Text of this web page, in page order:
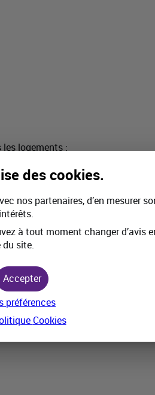
les logements :
porte d’entrée
pour les habitations à
des cookies.
nos partenaires, d’en mesurer
à tout moment changer d’avis
site.
Accepter
préférences
Cookies